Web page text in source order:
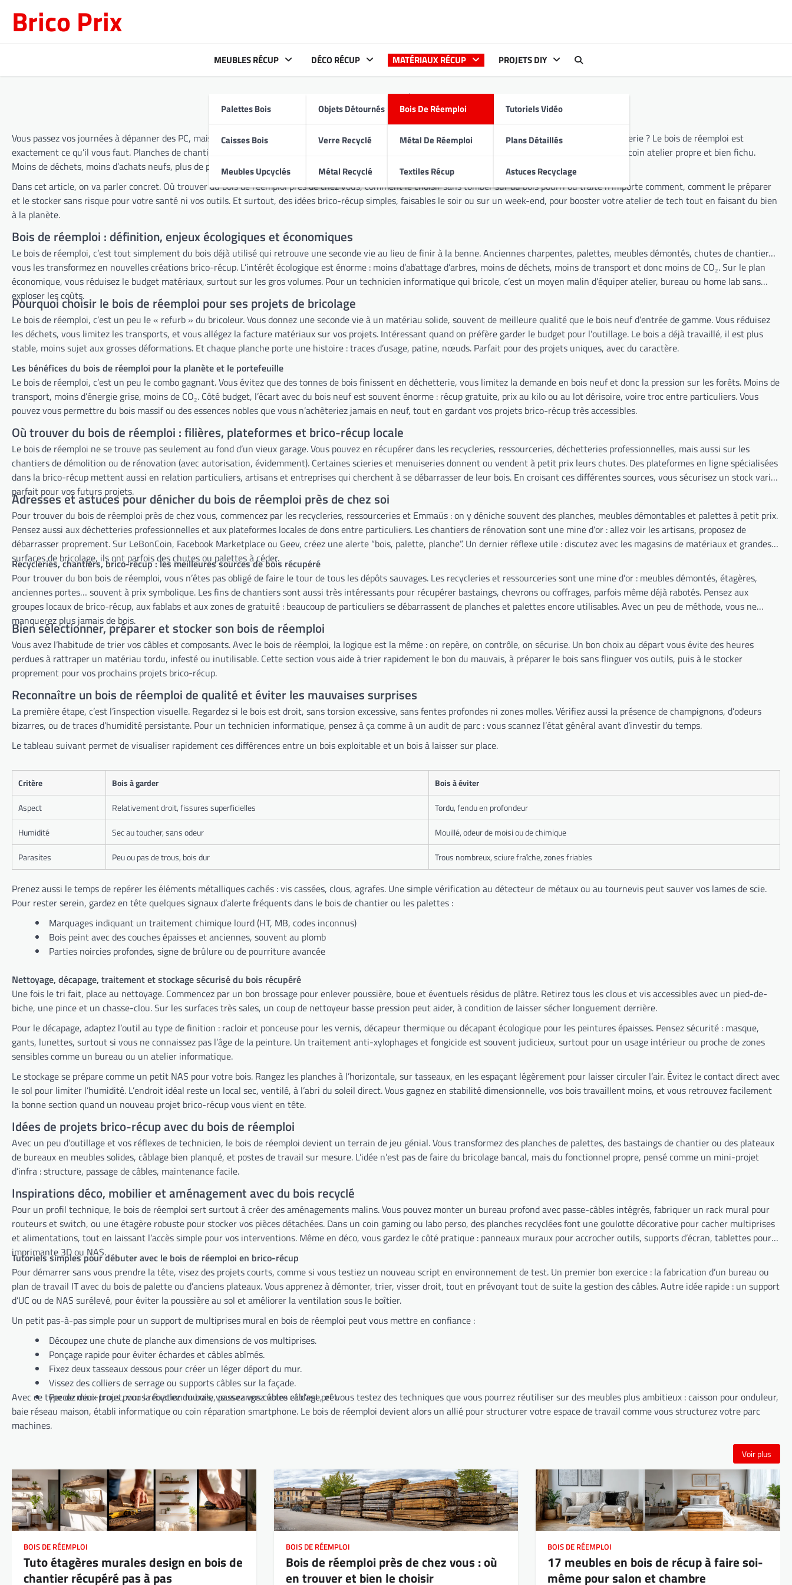
content
Brico Prix
MEUBLES RÉCUP
Palettes Bois
Caisses Bois
Meubles Upcyclés
DÉCO RÉCUP
Objets Détournés
Verre Recyclé
Métal Recyclé
MATÉRIAUX RÉCUP
Bois De Réemploi
Métal De Réemploi
Textiles Récup
PROJETS DIY
Tutoriels Vidéo
Plans Détaillés
Astuces Recyclage
Bois de réemploi
Vous passez vos journées à dépanner des PC, mais le week-end vous avez envie de bricoler malin, sans exploser le budget ni remplir la benne de la déchetterie ? Le bois de réemploi est
exactement ce qu’il vous faut. Planches de chantier, palettes, anciens meubles… transformés en établis, rangements pour votre matos, bureau gaming ou coin atelier propre et bien fichu.
Moins de déchets, moins d’achats neufs, plus de projets futés.
Dans cet article, on va parler concret. Où trouver du bois de réemploi près de chez vous, comment le choisir sans tomber sur du bois pourri ou traité n’importe comment, comment le préparer
et le stocker sans risque pour votre santé ni vos outils. Et surtout, des idées brico-récup simples, faisables le soir ou sur un week-end, pour booster votre atelier de tech tout en faisant du bien
à la planète.
Bois de réemploi : définition, enjeux écologiques et économiques
Le bois de réemploi, c’est tout simplement du bois déjà utilisé qui retrouve une seconde vie au lieu de finir à la benne. Anciennes charpentes, palettes, meubles démontés, chutes de chantier…
vous les transformez en nouvelles créations brico-récup. L’intérêt écologique est énorme : moins d’abattage d’arbres, moins de déchets, moins de transport et donc moins de CO₂. Sur le plan
économique, vous réduisez le budget matériaux, surtout sur les gros volumes. Pour un technicien informatique qui bricole, c’est un moyen malin d’équiper atelier, bureau ou home lab sans
exploser les coûts.
Pourquoi choisir le bois de réemploi pour ses projets de bricolage
Le bois de réemploi, c’est un peu le « refurb » du bricoleur. Vous donnez une seconde vie à un matériau solide, souvent de meilleure qualité que le bois neuf d’entrée de gamme. Vous réduisez
les déchets, vous limitez les transports, et vous allégez la facture matériaux sur vos projets. Intéressant quand on préfère garder le budget pour l’outillage. Le bois a déjà travaillé, il est plus
stable, moins sujet aux grosses déformations. Et chaque planche porte une histoire : traces d’usage, patine, nœuds. Parfait pour des projets uniques, avec du caractère.
Les bénéfices du bois de réemploi pour la planète et le portefeuille
Le bois de réemploi, c’est un peu le combo gagnant. Vous évitez que des tonnes de bois finissent en déchetterie, vous limitez la demande en bois neuf et donc la pression sur les forêts. Moins de
transport, moins d’énergie grise, moins de CO₂. Côté budget, l’écart avec du bois neuf est souvent énorme : récup gratuite, prix au kilo ou au lot dérisoire, voire troc entre particuliers. Vous
pouvez vous permettre du bois massif ou des essences nobles que vous n’achèteriez jamais en neuf, tout en gardant vos projets brico-récup très accessibles.
Où trouver du bois de réemploi : filières, plateformes et brico-récup locale
Le bois de réemploi ne se trouve pas seulement au fond d’un vieux garage. Vous pouvez en récupérer dans les recycleries, ressourceries, déchetteries professionnelles, mais aussi sur les
chantiers de démolition ou de rénovation (avec autorisation, évidemment). Certaines scieries et menuiseries donnent ou vendent à petit prix leurs chutes. Des plateformes en ligne spécialisées
dans la brico-récup mettent aussi en relation particuliers, artisans et entreprises qui cherchent à se débarrasser de leur bois. En croisant ces différentes sources, vous sécurisez un stock varié,
parfait pour vos futurs projets.
Adresses et astuces pour dénicher du bois de réemploi près de chez soi
Pour trouver du bois de réemploi près de chez vous, commencez par les recycleries, ressourceries et Emmaüs : on y déniche souvent des planches, meubles démontables et palettes à petit prix.
Pensez aussi aux déchetteries professionnelles et aux plateformes locales de dons entre particuliers. Les chantiers de rénovation sont une mine d’or : allez voir les artisans, proposez de
débarrasser proprement. Sur LeBonCoin, Facebook Marketplace ou Geev, créez une alerte “bois, palette, planche”. Un dernier réflexe utile : discutez avec les magasins de matériaux et grandes
surfaces de bricolage, ils ont parfois des chutes ou palettes à céder.
Recycleries, chantiers, brico-récup : les meilleures sources de bois récupéré
Pour trouver du bon bois de réemploi, vous n’êtes pas obligé de faire le tour de tous les dépôts sauvages. Les recycleries et ressourceries sont une mine d’or : meubles démontés, étagères,
anciennes portes… souvent à prix symbolique. Les fins de chantiers sont aussi très intéressants pour récupérer bastaings, chevrons ou coffrages, parfois même déjà rabotés. Pensez aux
groupes locaux de brico-récup, aux fablabs et aux zones de gratuité : beaucoup de particuliers se débarrassent de planches et palettes encore utilisables. Avec un peu de méthode, vous ne
manquerez plus jamais de bois.
Bien sélectionner, préparer et stocker son bois de réemploi
Vous avez l’habitude de trier vos câbles et composants. Avec le bois de réemploi, la logique est la même : on repère, on contrôle, on sécurise. Un bon choix au départ vous évite des heures
perdues à rattraper un matériau tordu, infesté ou inutilisable. Cette section vous aide à trier rapidement le bon du mauvais, à préparer le bois sans flinguer vos outils, puis à le stocker
proprement pour vos prochains projets brico-récup.
Reconnaître un bois de réemploi de qualité et éviter les mauvaises surprises
La première étape, c’est l’inspection visuelle. Regardez si le bois est droit, sans torsion excessive, sans fentes profondes ni zones molles. Vérifiez aussi la présence de champignons, d’odeurs
bizarres, ou de traces d’humidité persistante. Pour un technicien informatique, pensez à ça comme à un audit de parc : vous scannez l’état général avant d’investir du temps.
Le tableau suivant permet de visualiser rapidement ces différences entre un bois exploitable et un bois à laisser sur place.
Critère Bois à garder
Bois à éviter
Aspect
Relativement droit, fissures superficielles
Tordu, fendu en profondeur
Humidité
Sec au toucher, sans odeur
Mouillé, odeur de moisi ou de chimique
Parasites
Peu ou pas de trous, bois dur Trous nombreux, sciure fraîche, zones friables
Prenez aussi le temps de repérer les éléments métalliques cachés : vis cassées, clous, agrafes. Une simple vérification au détecteur de métaux ou au tournevis peut sauver vos lames de scie.
Pour rester serein, gardez en tête quelques signaux d’alerte fréquents dans le bois de chantier ou les palettes :
Marquages indiquant un traitement chimique lourd (HT, MB, codes inconnus)
Bois peint avec des couches épaisses et anciennes, souvent au plomb
Parties noircies profondes, signe de brûlure ou de pourriture avancée
Nettoyage, décapage, traitement et stockage sécurisé du bois récupéré
Une fois le tri fait, place au nettoyage. Commencez par un bon brossage pour enlever poussière, boue et éventuels résidus de plâtre. Retirez tous les clous et vis accessibles avec un pied-de-
biche, une pince et un chasse-clou. Sur les surfaces très sales, un coup de nettoyeur basse pression peut aider, à condition de laisser sécher longuement derrière.
Pour le décapage, adaptez l’outil au type de finition : racloir et ponceuse pour les vernis, décapeur thermique ou décapant écologique pour les peintures épaisses. Pensez sécurité : masque,
gants, lunettes, surtout si vous ne connaissez pas l’âge de la peinture. Un traitement anti-xylophages et fongicide est souvent judicieux, surtout pour un usage intérieur ou proche de zones
sensibles comme un bureau ou un atelier informatique.
Le stockage se prépare comme un petit NAS pour votre bois. Rangez les planches à l’horizontale, sur tasseaux, en les espaçant légèrement pour laisser circuler l’air. Évitez le contact direct avec
le sol pour limiter l’humidité. L’endroit idéal reste un local sec, ventilé, à l’abri du soleil direct. Vous gagnez en stabilité dimensionnelle, vos bois travaillent moins, et vous retrouvez facilement
la bonne section quand un nouveau projet brico-récup vous vient en tête.
Idées de projets brico-récup avec du bois de réemploi
Avec un peu d’outillage et vos réflexes de technicien, le bois de réemploi devient un terrain de jeu génial. Vous transformez des planches de palettes, des bastaings de chantier ou des plateaux
de bureaux en meubles solides, câblage bien planqué, et postes de travail sur mesure. L’idée n’est pas de faire du bricolage bancal, mais du fonctionnel propre, pensé comme un mini-projet
d’infra : structure, passage de câbles, maintenance facile.
Inspirations déco, mobilier et aménagement avec du bois recyclé
Pour un profil technique, le bois de réemploi sert surtout à créer des aménagements malins. Vous pouvez monter un bureau profond avec passe-câbles intégrés, fabriquer un rack mural pour
routeurs et switch, ou une étagère robuste pour stocker vos pièces détachées. Dans un coin gaming ou labo perso, des planches recyclées font une goulotte décorative pour cacher multiprises
et alimentations, tout en laissant l’accès simple pour vos interventions. Même en déco, vous gardez le côté pratique : panneaux muraux pour accrocher outils, supports d’écran, tablettes pour
imprimante 3D ou NAS.
Tutoriels simples pour débuter avec le bois de réemploi en brico-récup
Pour démarrer sans vous prendre la tête, visez des projets courts, comme si vous testiez un nouveau script en environnement de test. Un premier bon exercice : la fabrication d’un bureau ou
plan de travail IT avec du bois de palette ou d’anciens plateaux. Vous apprenez à démonter, trier, visser droit, tout en prévoyant tout de suite la gestion des câbles. Autre idée rapide : un support
d’UC ou de NAS surélevé, pour éviter la poussière au sol et améliorer la ventilation sous le boîtier.
Un petit pas-à-pas simple pour un support de multiprises mural en bois de réemploi peut vous mettre en confiance :
Découpez une chute de planche aux dimensions de vos multiprises.
Ponçage rapide pour éviter échardes et câbles abîmés.
Fixez deux tasseaux dessous pour créer un léger déport du mur.
Vissez des colliers de serrage ou supports câbles sur la façade.
Percez deux trous pour la fixation murale, passez vos câbles et c’est prêt.
Avec ce type de mini-projet, vous recyclez du bois, vous rangez votre câblage, et vous testez des techniques que vous pourrez réutiliser sur des meubles plus ambitieux : caisson pour onduleur,
baie réseau maison, établi informatique ou coin réparation smartphone. Le bois de réemploi devient alors un allié pour structurer votre espace de travail comme vous structurez votre parc
machines.
Voir plus
BOIS DE RÉEMPLOI
Tuto étagères murales design en bois de
chantier récupéré pas à pas
BOIS DE RÉEMPLOI
Bois de réemploi près de chez vous : où
en trouver et bien le choisir
BOIS DE RÉEMPLOI
17 meubles en bois de récup à faire soi-
même pour salon et chambre